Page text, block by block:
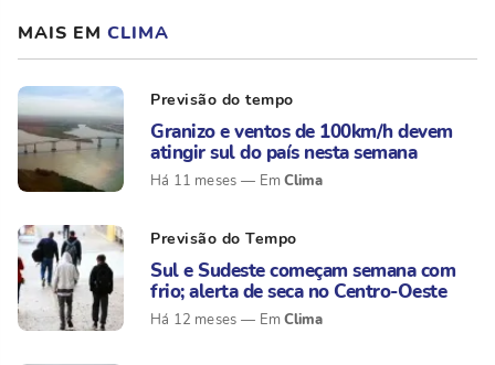
MAIS EM CLIMA
Previsão do tempo
Granizo e ventos de 100km/h devem
atingir sul do país nesta semana
Há 11 meses Clima
Previsão do Tempo
Sul e Sudeste começam semana com
frio; alerta de seca no Centro-Oeste
Há 12 meses Clima